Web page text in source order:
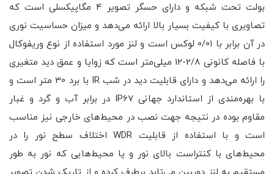
بولت تحت شبکه و دارای حسگر تصویر 4 مگاپیکسلی است که
تصاویری با کیفیت بسیار بالا ارائه می‌دهد و میزان حساسیت نوری
در آن برابر با 0/01 لوکس است و لنز مورد استفاده از نوع وریفوکال
با فاصله کانونی 2/8-12 میلی‌متر است که زوایا و عمق دید متغیری
را ارائه می‌دهد و دارای قابلیت دید در شب IR با برد 30 متر است و
با بهره‌مندی از استاندارد جهانی IP67 در برابر آب و گرد و غبار
مقاوم بوده در نتیجه جهت نصب در محیط‌های خارجی نیز مناسب
است و با استفاده از قابلیت WDR اختلاف سطح نور را در
محیط‌های با کنتراست بالای نور و یا محیط‌هایی که نور به طور